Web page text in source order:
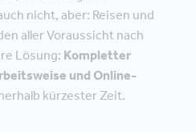
nicht, aber: Reisen und
aller Voraussicht nach
Lösung: Kompletter
und Online-
kürzester Zeit.